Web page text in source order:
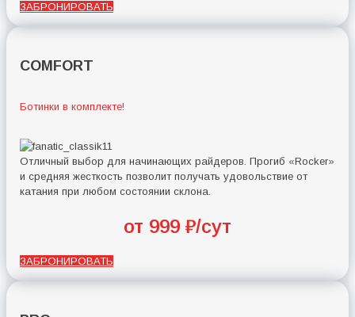
ЗАБРОНИРОВАТЬ
COMFORT
Ботинки в комплекте!
Отличный выбор для начинающих райдеров. Прогиб «Rocker»
и средняя жесткость позволит получать удовольствие от
катания при любом состоянии склона.
от 999 ₽/сут
ЗАБРОНИРОВАТЬ